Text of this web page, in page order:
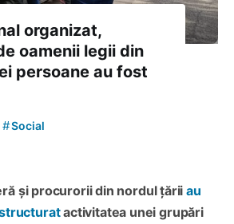
organizat,
oamenii legii din
persoane au fost
#Social
și procurorii din nordul țăriiau
activitatea unei grupări